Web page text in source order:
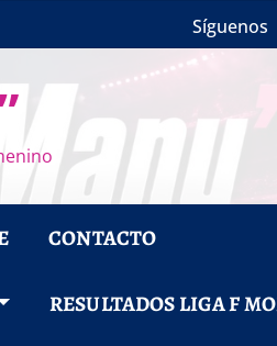
Síguenos
CONTACTO
RESULTADOS LIGA F